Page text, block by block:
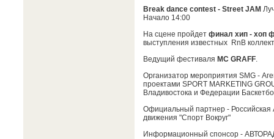
Break dance contest - Street JAM
Начало 14:00
На сцене пройдет финал хип - хоп
выступления известных RnB
Ведущий фестиваля MC GRAFF.
Организатор мероприятия SMG -
проектами SPORT MARKETING
Владивостока и Федерации
Официальный партнер - Российская
движения "Спорт Вокруг"
Информационный спонсор -